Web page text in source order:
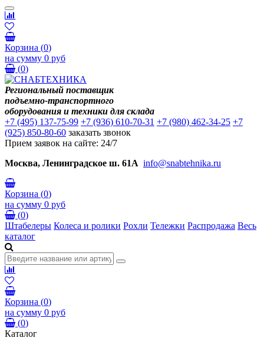
Корзина (0)
на сумму 0 руб
(0)
Региональный поставщик
подъемно-транспортного
оборудования и техники для склада
+7 (495) 137-75-99 +7 (936) 610-70-31 +7 (980) 462-34-25 +7
(925) 850-80-60 заказать звонок
Прием заявок на сайте: 24/7
Москва, Ленинградское ш. 61А info@snabtehnika.ru
Корзина (0)
на сумму 0 руб
(0)
Штабелеры Колеса и ролики Рохли Тележки Распродажа Весь
каталог
Корзина (0)
на сумму 0 руб
(0)
Каталог